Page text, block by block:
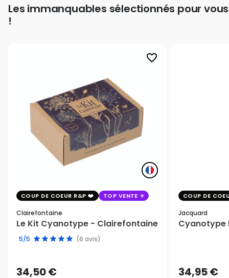
Les immanquables sélectionnés pour vous
!
favorite_border
COUP DE COEUR R&P TOP VENTE
Clairefontaine
Le Kit Cyanotype - Clairefontaine
5/5 (6 avis)
34,50 €
COUP DE
Jacquard
Cyanotype
34,95 €